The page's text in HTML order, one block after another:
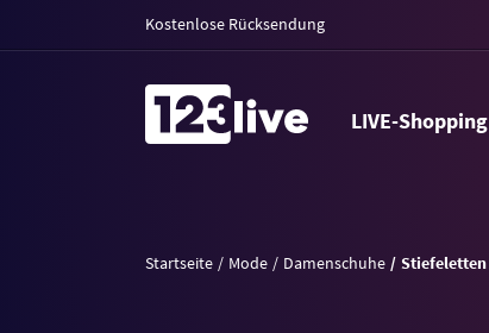
Kostenlose Rücksendung
LIVE-Shopping
Startseite Mode Damenschuhe Stiefeletten